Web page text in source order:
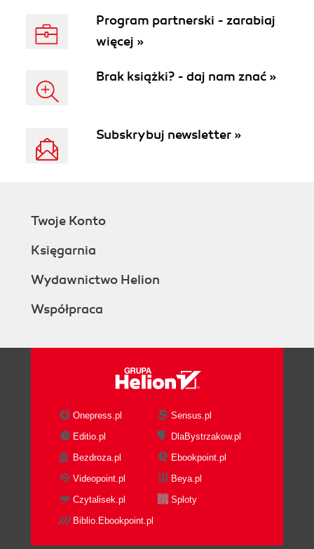
Program partnerski - zarabiaj
więcej »
Brak książki? - daj nam znać »
Subskrybuj newsletter »
Twoje Konto
Księgarnia
Wydawnictwo Helion
Współpraca
Onepress.pl
Sensus.pl
Editio.pl
DlaBystrzakow.pl
Bezdroza.pl
Ebookpoint.pl
Videopoint.pl
Beya.pl
Czytalisek.pl
Sploty
Biblio.Ebookpoint.pl